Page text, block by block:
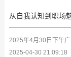
从自我认知到职场
2025年4月30日下午
学习分享会，将其参
2025-04-30 21:09:18